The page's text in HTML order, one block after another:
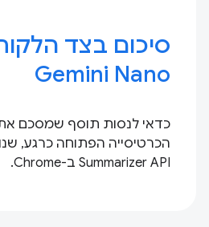
סיכום בצד
Gemini Nano
כדאי לנסות תוסף שמסכם
הכרטיסייה הפתוחה כרגע,
Summarizer API ב-Chrome.